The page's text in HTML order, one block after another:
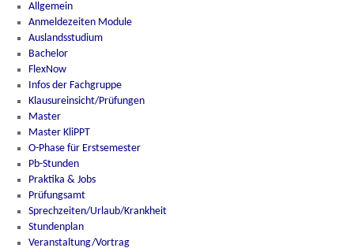
Allgemein
Anmeldezeiten Module
Auslandsstudium
Bachelor
FlexNow
Infos der Fachgruppe
Klausureinsicht/Prüfungen
Master
Master KliPPT
O-Phase für Erstsemester
Pb-Stunden
Praktika & Jobs
Prüfungsamt
Sprechzeiten/Urlaub/Krankheit
Stundenplan
Veranstaltung/Vortrag